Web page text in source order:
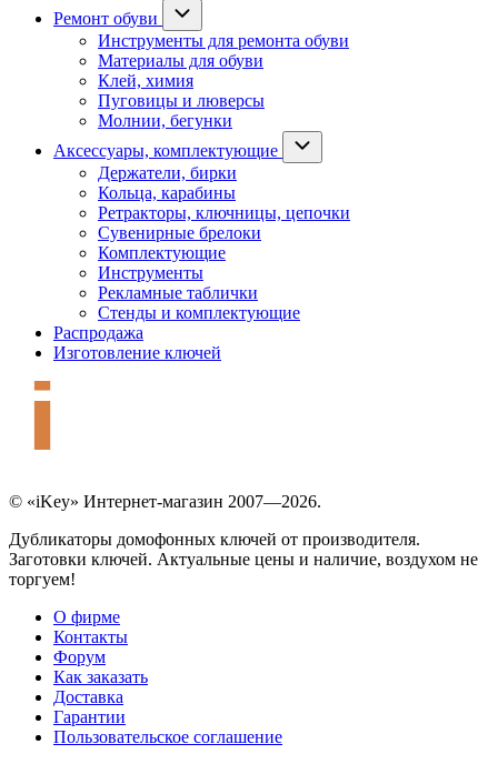
Ремонт обуви
Инструменты для ремонта обуви
Материалы для обуви
Клей, химия
Пуговицы и люверсы
Молнии, бегунки
Аксессуары, комплектующие
Держатели, бирки
Кольца, карабины
Ретракторы, ключницы, цепочки
Сувенирные брелоки
Комплектующие
Инструменты
Рекламные таблички
Стенды и комплектующие
Распродажа
Изготовление ключей
© «iKey» Интернет-магазин 2007—2026.
Дубликаторы домофонных ключей от производителя.
Заготовки ключей. Актуальные цены и наличие, воздухом не
торгуем!
О фирме
Контакты
Форум
Как заказать
Доставка
Гарантии
Пользовательское соглашение